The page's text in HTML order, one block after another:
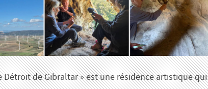
Détroit de Gibraltar » est une résidence artistique qui